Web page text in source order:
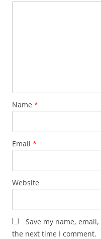
Name *
Email *
Website
Save my name,
the next time I comment.